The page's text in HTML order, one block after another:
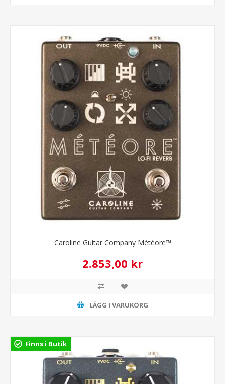
Caroline Guitar Company Météore™
2.853,00 kr
LÄGG I VARUKORG
Finns i Butik